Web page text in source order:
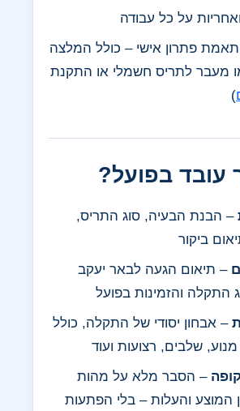
על כל עבודה
פתרון אישי – כולל המלצה
מעבר לתריס חשמלי או התקנת
)
עובד בפועל?
– הבנת הבעיה, סוג התריס,
ביקור
– תיאום הגעה לבאר יעקב
התקלה והזמינות בפועל
– אבחון יסודי של התקלה, כולל
שלבים, רצועות ועוד
– הסבר מלא על מהות
המוצע והעלות – בלי הפתעות